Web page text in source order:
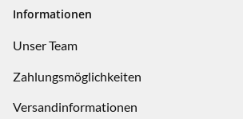
Informationen
Unser Team
Zahlungsmöglichkeiten
Versandinformationen